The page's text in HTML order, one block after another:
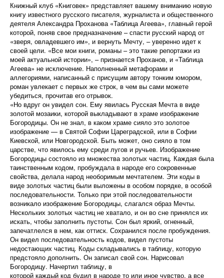
Книжный клуб «Книговек» представляет вашему вниманию новую
книгу известного русского писателя, журналиста и общественного
деятеля Александра Проханова «Таблица Агеева», главный герой
которой, поняв свое предназначение – спасти русский народ от
«зверя, овладевшего им», и вернуть Мечту, – уверенно идет к
своей цели. «Все мои книги, романы – это такие репортажи из
моей актуальной истории», – признается Проханов, и «Таблица
Агеева» не исключение. Наполненный метафорами и
аллегориями, написанный с присущим автору тонким юмором,
роман увлекает с первых же строк, в чем вы сами можете
убедиться, прочитав его отрывок.
«Но вдруг он увидел сон. Ему явилась Русская Мечта в виде
золотой мозаики, которой выкладывают в храме изображение
Богородицы. Он не знал, в каком храме сияло это золотое
изображение — в Святой Софии Цареградской, или в Софии
Киевской, или Новгородской. Быть может, оно сияло в том
царстве, что явилось ему среди лугов и ручьев. Изображение
Богородицы состояло из множества золотых частиц. Каждая была
таинственным кодом, пробуждала в народе его сокровенные
свойства, делала народ необоримым мечтателем. Эти коды в
виде золотых частиц были выложены в особом порядке, в особой
последовательности. Только при этой последовательности
возникало изображение Богородицы, слагался образ Мечты.
Нескольких золотых частиц не хватало, и он во сне принялся их
искать, чтобы заполнить пустоты. Сон был яркий, огненный,
запечатлелся в нем, как оттиск. Сохранился после пробуждения.
Он видел последовательность кодов, видел пустоты
недостающих частиц. Коды складывались в таблицу, которую
предстояло дополнить. Он записал свой сон. Нарисовал
Богородицу. Начертил таблицу, в
которой каждый код будил в народе то или иное чувство, а все